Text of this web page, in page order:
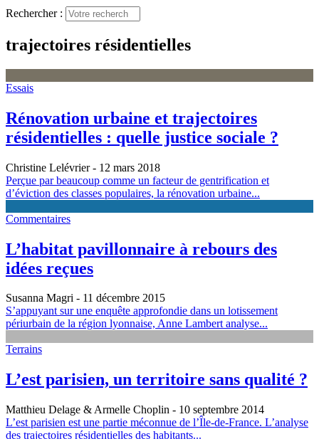
Rechercher :
trajectoires résidentielles
Essais
Rénovation urbaine et trajectoires
résidentielles : quelle justice sociale ?
Christine Lelévrier- 12 mars 2018
Perçue par beaucoup comme un facteur de gentrification et
d’éviction des classes populaires, la rénovation urbaine...
Commentaires
L’habitat pavillonnaire à rebours des
idées reçues
Susanna Magri - 11 décembre 2015
S’appuyant sur une enquête approfondie dans un lotissement
périurbain de la région lyonnaise, Anne Lambert analyse...
Terrains
L’est parisien, un territoire sans qualité ?
Matthieu Delage & Armelle Choplin - 10 septembre 2014
L’est parisien est une partie méconnue de l’Île-de-France. L’analyse
des trajectoires résidentielles des habitants...